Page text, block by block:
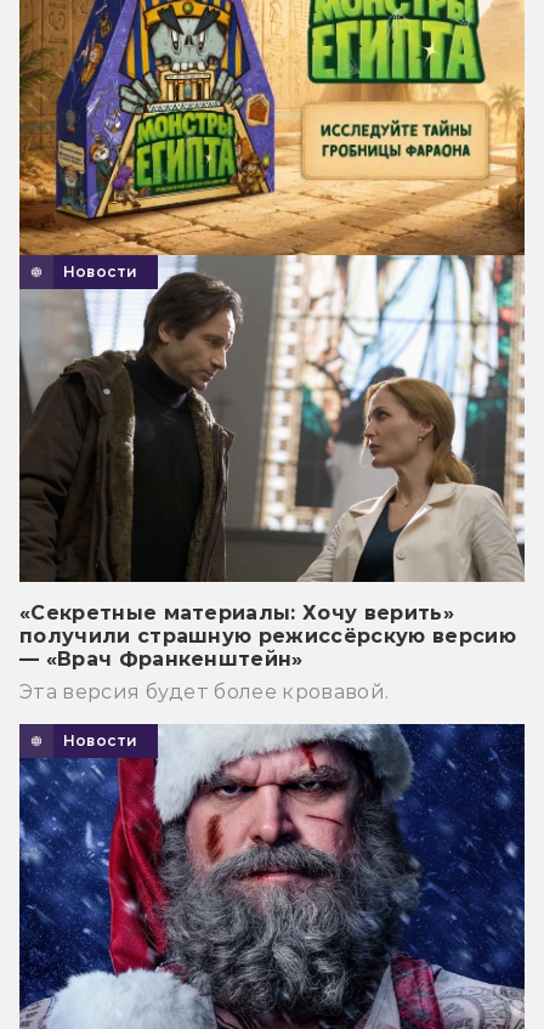
Новости
«Секретные материалы: Хочу верить»
получили страшную режиссёрскую версию
— «Врач Франкенштейн»
Эта версия будет более кровавой.
Новости